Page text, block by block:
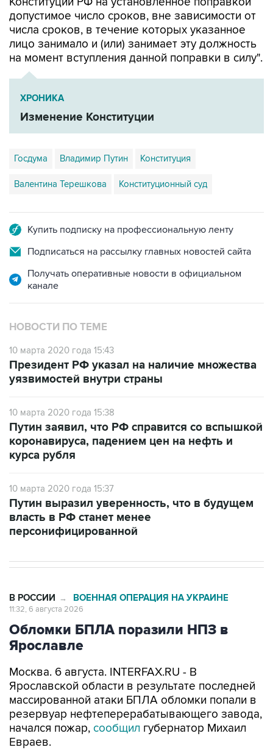
допустимое число сроков, вне зависимости от
числа сроков, в течение которых указанное
лицо занимало и (или) занимает эту должность
на момент вступления данной поправки в силу".
ХРОНИКА
Изменение Конституции
Госдума Владимир Путин Конституция
Валентина Терешкова Конституционный суд
Купить подписку на профессиональную ленту
Подписаться на рассылку главных новостей сайта
Получать оперативные новости в официальном
канале
НОВОСТИ ПО ТЕМЕ
10 марта 2020 года 15:43
Президент РФ указал на наличие множества
уязвимостей внутри страны
10 марта 2020 года 15:38
Путин заявил, что РФ справится со вспышкой
коронавируса, падением цен на нефть и
курса рубля
10 марта 2020 года 15:37
Путин выразил уверенность, что в будущем
власть в РФ станет менее
персонифицированной
В РОССИИ → ВОЕННАЯ ОПЕРАЦИЯ НА УКРАИНЕ
11:32, 6 августа 2026
Обломки БПЛА поразили НПЗ в
Ярославле
Москва. 6 августа. INTERFAX.RU - В
Ярославской области в результате последней
массированной атаки БПЛА обломки попали в
резервуар нефтеперерабатывающего завода,
начался пожар, сообщил губернатор Михаил
Евраев.